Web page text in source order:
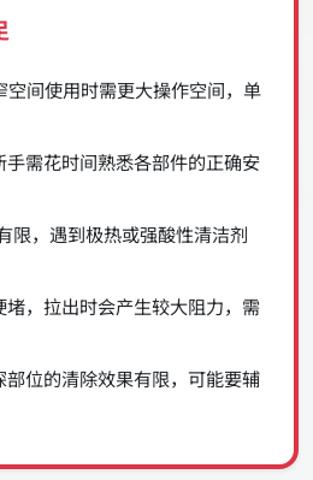
空间使用时需更大操作空间，单
需花时间熟悉各部件的正确安
限，遇到极热或强酸性清洁剂
，拉出时会产生较大阻力，需
部位的清除效果有限，可能要辅